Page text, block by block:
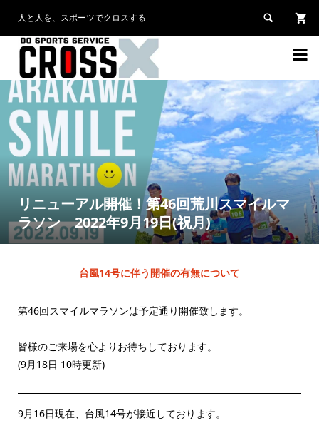
人と人を、スポーツでクロスする 

リニューアル開催！第46回荒川スマイルマ
ラソン 2022年9月19日(祝月)
台風14号に伴う開催の有無について
第46回スマイルマラソンは予定通り開催致します。
皆様のご来場を心よりお待ちしております。
(9月18日 10時更新)
9月16日現在、台風14号が接近しております。